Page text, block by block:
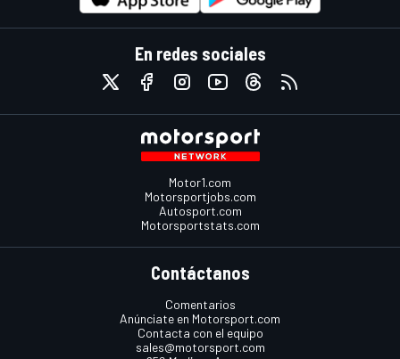
En redes sociales
Motor1.com
Motorsportjobs.com
Autosport.com
Motorsportstats.com
Contáctanos
Comentarios
Anúnciate en Motorsport.com
Contacta con el equipo
sales@motorsport.com